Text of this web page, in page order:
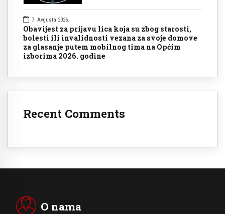
7. Avgusta 2026.
Obavijest za prijavu lica koja su zbog starosti,
bolesti ili invalidnosti vezana za svoje domove
za glasanje putem mobilnog tima na Općim
izborima 2026. godine
Recent Comments
O nama